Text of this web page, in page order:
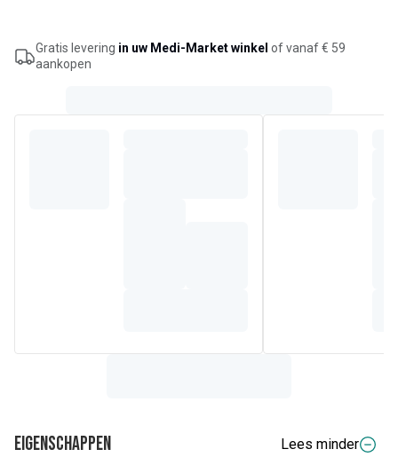
laat een stralende finish achter. Ideaal voor de gevoelige
huid.
Gratis levering in uw Medi-Market winkel of vanaf € 59
aankopen
Eigenschappen
Lees minder